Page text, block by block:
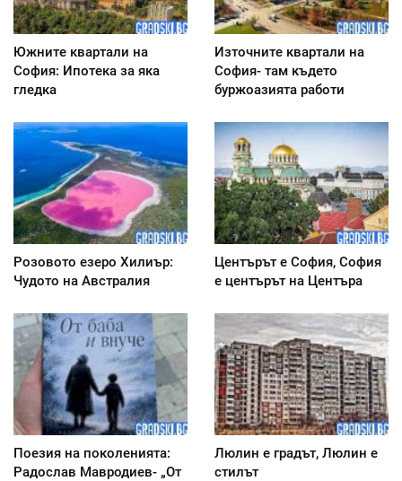
Южните квартали на
София: Ипотека за яка
гледка
Източните квартали на
София- там където
буржоазията работи
Розовото езеро Хилиър:
Чудото на Австралия
Центърът е София, София
е центърът на Центъра
Поезия на поколенията:
Радослав Мавродиев- „От
Люлин е градът, Люлин е
стилът